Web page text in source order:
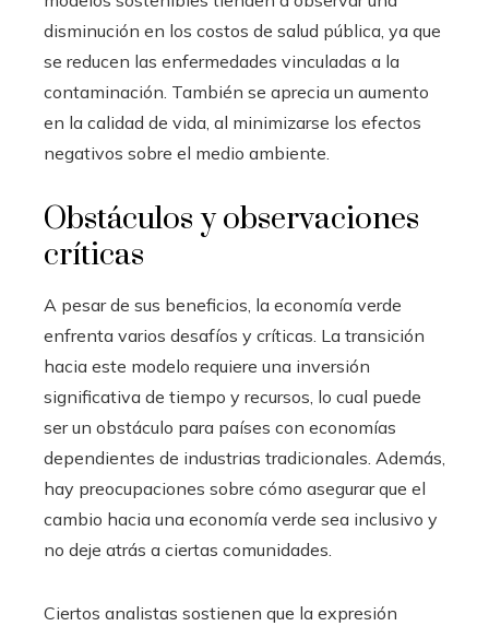
disminución en los costos de salud pública, ya que
se reducen las enfermedades vinculadas a la
contaminación. También se aprecia un aumento
en la calidad de vida, al minimizarse los efectos
negativos sobre el medio ambiente.
Obstáculos y observaciones
críticas
A pesar de sus beneficios, la economía verde
enfrenta varios desafíos y críticas. La transición
hacia este modelo requiere una inversión
significativa de tiempo y recursos, lo cual puede
ser un obstáculo para países con economías
dependientes de industrias tradicionales. Además,
hay preocupaciones sobre cómo asegurar que el
cambio hacia una economía verde sea inclusivo y
no deje atrás a ciertas comunidades.
Ciertos analistas sostienen que la expresión